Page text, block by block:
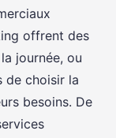
offrent des
journée, ou
de choisir la
besoins. De